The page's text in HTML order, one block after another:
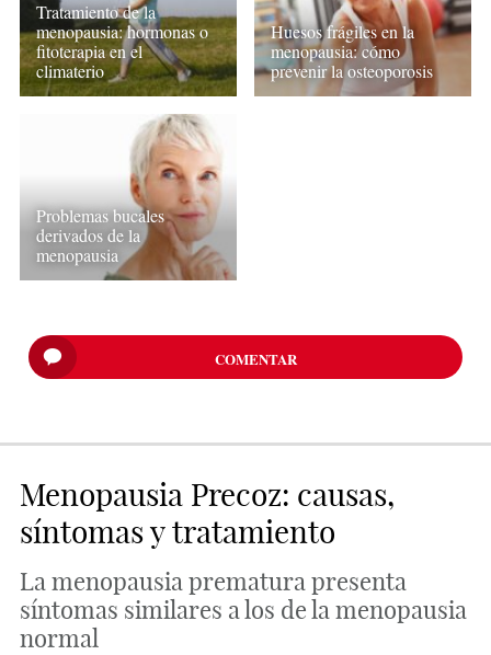
Tratamiento de la
menopausia: hormonas o
fitoterapia en el
climaterio
Huesos frágiles en la
menopausia: cómo
prevenir la osteoporosis
Problemas bucales
derivados de la
menopausia
COMENTAR
Menopausia Precoz: causas,
síntomas y tratamiento
La menopausia prematura presenta
síntomas similares a los de la menopausia
normal